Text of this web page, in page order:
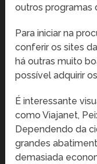
outros programas
Para iniciar na
conferir os sites
há outras muito
possível adquirir
É interessante
como Viajanet,
Dependendo da
grandes
demasiada